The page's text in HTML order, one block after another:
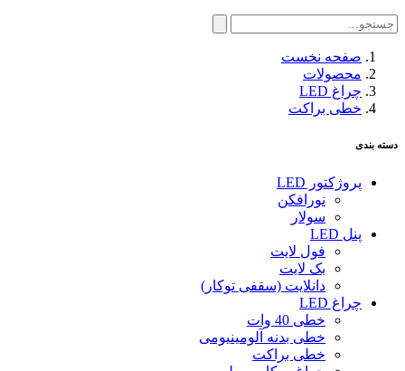
صفحه نخست
محصولات
چراغ LED
خطی براکت
دسته بندی
پروژکتور LED
نورافکن
سولار
پنل LED
فول لایت
بک لایت
دانلایت (سقفی توکار)
چراغ LED
خطی 40 وات
خطی بدنه آلومینیومی
خطی براکت